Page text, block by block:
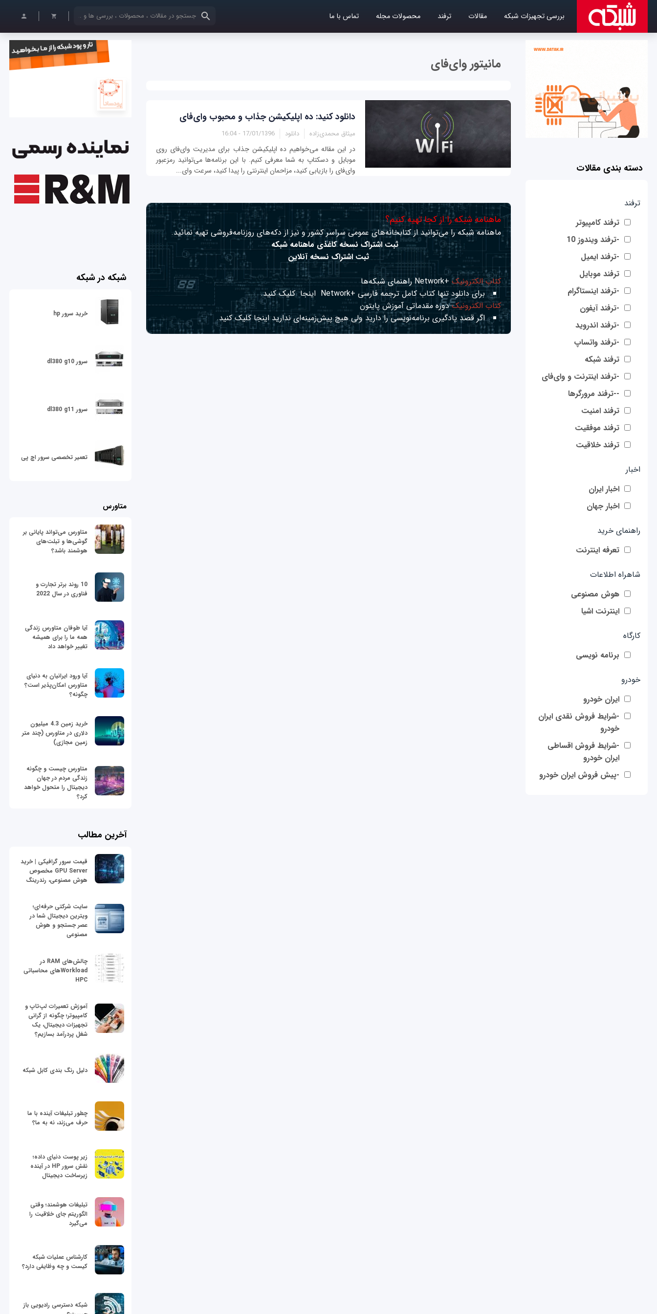
بررسی تجهیزات شبکه مقالات ترفند محصولات مجله تماس با ما کلمات کلیدی خود را وارد کنید
دسته بندی مقالات
ترفند
ترفند کامپیوتر
-ترفند ویندوز 10
-ترفند ایمیل
ترفند موبایل
-ترفند اینستاگرام
-ترفند آیفون
-ترفند اندروید
-ترفند واتساپ
ترفند شبکه
-ترفند اینترنت و وای‌فای
--ترفند مرورگرها
ترفند امنیت
ترفند موفقیت
ترفند خلاقیت
اخبار
اخبار ایران
اخبار جهان
راهنمای خرید
تعرفه اینترنت
شاهراه اطلاعات
هوش مصنوعی
اینترنت اشیا
کارگاه
برنامه نویسی
خودرو
ایران خودرو
-شرایط فروش نقدی ایران
خودرو
-شرایط فروش اقساطی
ایران خودرو
-پیش فروش ایران خودرو
مانیتور وای‌فای
دانلود کنید: ده اپلیکیشن جذاب و محبوب وای‌فای
میثاق محمدی‌زاده دانلود 17/01/1396 - 16:04
در این مقاله می‌خواهیم ده اپلیکیشن جذاب برای مدیریت وای‌فای روی
موبایل و دسکتاپ به شما معرفی کنیم. با این برنامه‌ها می‌توانید رمزعبور
وای‌فای را بازیابی کنید، مزاحمان اینترنتی را پیدا کنید، سرعت وای‌...
ماهنامه شبکه را از کجا تهیه کنیم؟
ماهنامه شبکه را می‌توانید از کتابخانه‌های عمومی سراسر کشور و نیز از دکه‌های روزنامه‌فروشی تهیه نمائید.
ثبت اشتراک نسخه کاغذی ماهنامه شبکه
ثبت اشتراک نسخه آنلاین
کتاب الکترونیک +Network راهنمای شبکه‌ها
برای دانلود تنها کتاب کامل ترجمه فارسی +Network
اینجا کلیک کنید.
کتاب الکترونیکدوره مقدماتی آموزش پایتون
اگر قصد یادگیری برنامه‌نویسی را دارید ولی هیچ پیش‌زمینه‌ای نداریداینجا کلیک کنید.
شبکه در شبکه
خرید سرور hp
سرور dl380 g10
سرور dl380 g11
تعمیر تخصصی سرور اچ پی
متاورس
متاورس می‌تواند پایانی بر
گوشی‌ها و تبلت‌های
هوشمند باشد؟
10 روند برتر تجارت و
فناوری در سال 2022
آیا طوفان متاورس زندگی
همه ما را برای همیشه
تغییر خواهد داد
آیا ورود ایرانیان به دنیای
متاورس امکان‌پذیر است؟
چگونه؟
خرید زمین 4.3 میلیون
دلاری در متاورس (چند متر
زمین مجازی)
متاورس چیست و چگونه
زندگی مردم در جهان
دیجیتال را متحول خواهد
کرد؟
آخرین مطالب
قیمت سرور گرافیکی | خرید
GPU Server مخصوص
هوش مصنوعی، رندرینگ
سایت شرکتی حرفه‌ای؛
ویترین دیجیتال شما در
عصر جستجو و هوش
مصنوعی
چالش‌های RAM در
Workloadهای محاسباتی
HPC
آموزش تعمیرات لپ‌تاپ و
کامپیوتر؛ چگونه از گرانی
تجهیزات دیجیتال، یک
شغل پردرآمد بسازیم؟
دلیل رنگ بندی کابل شبکه
چطور تبلیغات آینده با ما
حرف می‌زند، نه به ما؟
زیر پوست دنیای داده؛
نقش سرور HP در آینده
زیرساخت دیجیتال
تبلیغات هوشمند؛ وقتی
الگوریتم جای خلاقیت را
می‌گیرد
کارشناس عملیات شبکه
کیست و چه وظایفی دارد؟
شبکه دسترسی رادیویی باز